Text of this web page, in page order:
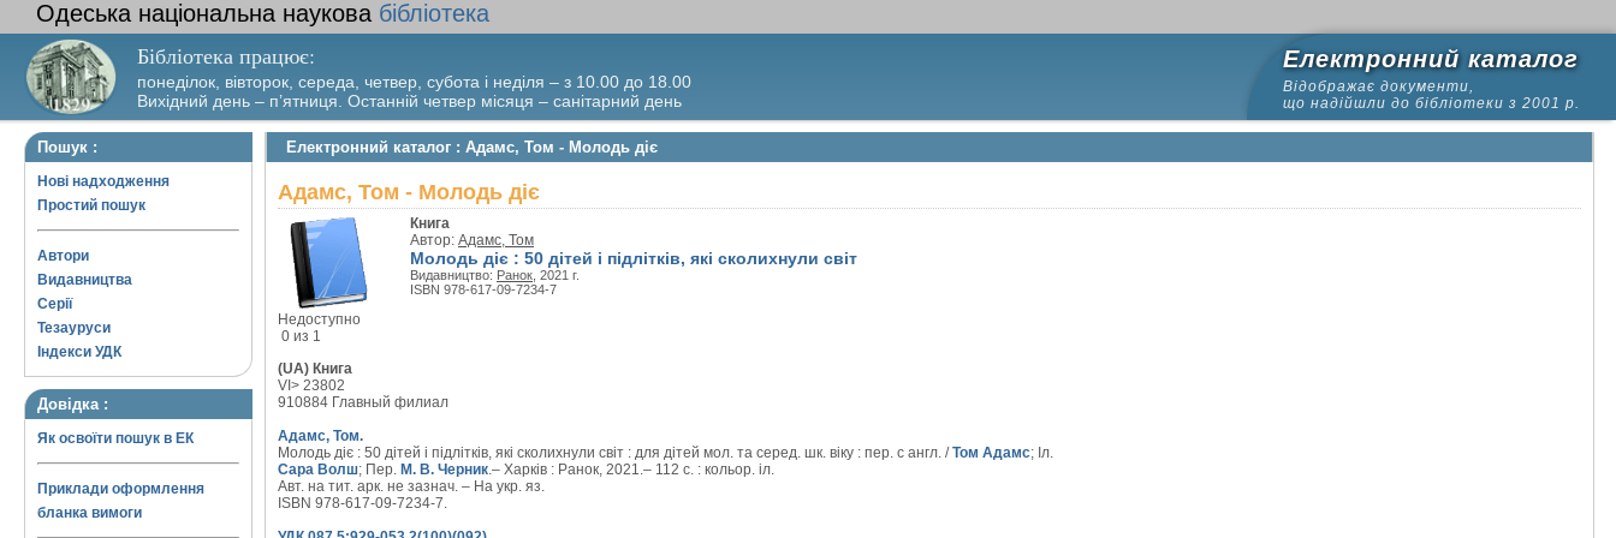
Одеська національна наукова бібліотека
Бібліотека працює:
понеділок, вівторок, середа, четвер, субота і неділя – з 10.00 до 18.00
Вихідний день – п’ятниця. Останній четвер місяця – санітарний день
Електронний каталог
Відображає документи,
що надійшли до бібліотеки з 2001 р.
Пошук :
Нові надходження
Простий пошук
Автори
Видавництва
Серії
Тезауруси
Індекси УДК
Довідка :
Як освоїти пошук в ЕК
Приклади оформлення
бланка вимоги
Електронний каталог : Адамс, Том - Молодь діє
Адамс, Том - Молодь діє
Недоступно
0 из 1
Книга
Автор: Адамс, Том
Молодь діє : 50 дітей і підлітків, які сколихнули світ
Видавництво: Ранок , 2021 г.
ISBN 978-617-09-7234-7
(UA) Книга
VI> 23802
910884 Главный филиал
Адамс, Том.
Молодь діє : 50 дітей і підлітків, які сколихнули світ : для дітей мол. та серед. шк. віку : пер. с англ. /Том Адамс; Іл.
Сара Волш; Пер. М. В. Черник.– Харків : Ранок, 2021.– 112 с. : кольор. іл.
Авт. на тит. арк. не зазнач. – На укр. яз.
ISBN 978-617-09-7234-7.